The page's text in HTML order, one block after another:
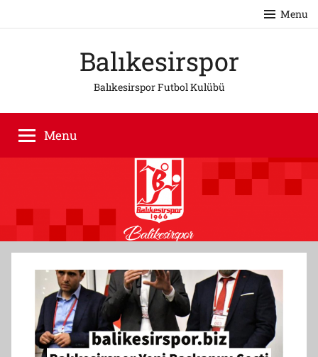
Menu
Balıkesirspor
Balıkesirspor Futbol Kulübü
Menu